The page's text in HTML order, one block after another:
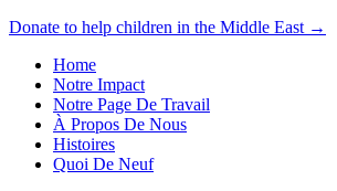
Donate to help children in the Middle East →
Home
Notre Impact
Notre Page De Travail
À Propos De Nous
Histoires
Quoi De Neuf